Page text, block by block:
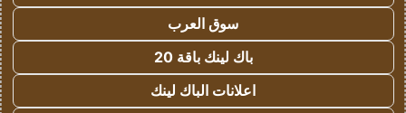
سوق العرب
باك لينك باقة 20
اعلانات الباك لينك